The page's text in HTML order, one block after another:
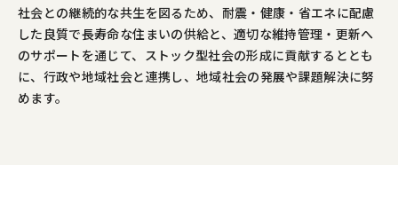
社会との継続的な共生を図るため、耐震・健康・省エネに配慮
した良質で長寿命な住まいの供給と、適切な維持管理・更新へ
のサポートを通じて、ストック型社会の形成に貢献するととも
に、行政や地域社会と連携し、地域社会の発展や課題解決に努
めます。